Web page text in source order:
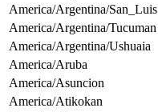
America/Argentina/San_Luis
America/Argentina/Tucuman
America/Argentina/Ushuaia
America/Aruba
America/Asuncion
America/Atikokan